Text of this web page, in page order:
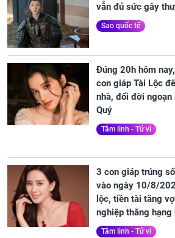
vẫn đủ sức gây
Sao quốc tế
Đúng 20h hôm
con giáp Tài Lộc
nhà, đổi đời
Quý
Tâm linh - Tử vi
3 con giáp trúng
vào ngày 10/8/
lộc, tiền tài tăng
nghiệp thăng
Tâm linh - Tử vi